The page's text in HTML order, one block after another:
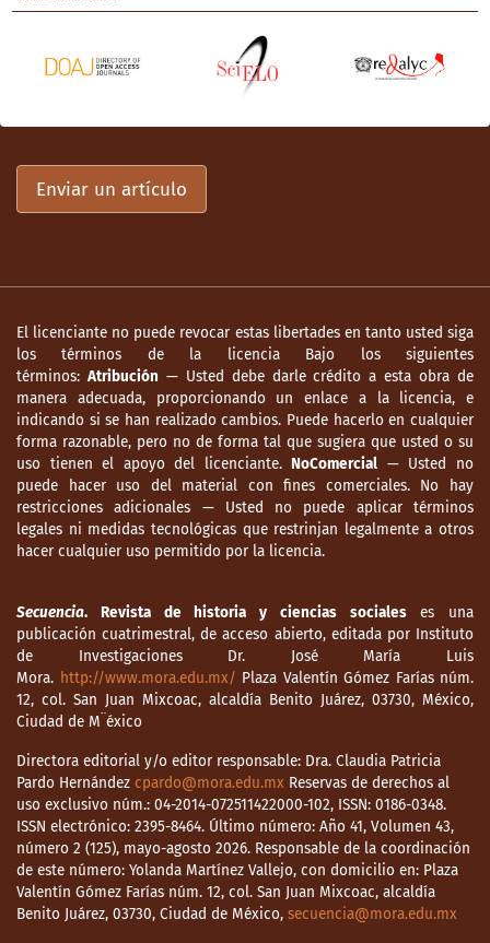
Enviar un artículo
El licenciante no puede revocar estas libertades en tanto usted siga
los términos de la licencia Bajo los siguientes
términos: Atribución — Usted debe darle crédito a esta obra de
manera adecuada, proporcionando un enlace a la licencia, e
indicando si se han realizado cambios. Puede hacerlo en cualquier
forma razonable, pero no de forma tal que sugiera que usted o su
uso tienen el apoyo del licenciante.NoComercial — Usted no
puede hacer uso del material con fines comerciales. No hay
restricciones adicionales — Usted no puede aplicar términos
legales ni medidas tecnológicas que restrinjan legalmente a otros
hacer cualquier uso permitido por la licencia.
Secuencia. Revista de historia y ciencias socialeses una
publicación cuatrimestral, de acceso abierto, editada por Instituto
de Investigaciones Dr. José María Luis
Mora. http://www.mora.edu.mx/ Plaza Valentín Gómez Farías núm.
12, col. San Juan Mixcoac, alcaldía Benito Juárez, 03730, México,
Ciudad de M¨éxico
Directora editorial y/o editor responsable: Dra. Claudia Patricia
Pardo Hernández cpardo@mora.edu.mx Reservas de derechos al
uso exclusivo núm.: 04-2014-072511422000-102, ISSN: 0186-0348.
ISSN electrónico: 2395-8464. Último número: Año 41, Volumen 43,
número 2 (125), mayo-agosto 2026. Responsable de la coordinación
de este número: Yolanda Martínez Vallejo, con domicilio en: Plaza
Valentín Gómez Farías núm. 12, col. San Juan Mixcoac, alcaldía
Benito Juárez, 03730, Ciudad de México, secuencia@mora.edu.mx